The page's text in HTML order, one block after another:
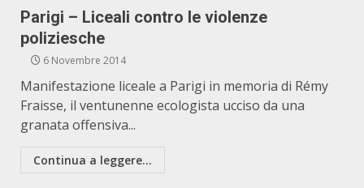
Parigi – Liceali contro le violenze
poliziesche
6 Novembre 2014
Manifestazione liceale a Parigi in memoria di Rémy
Fraisse, il ventunenne ecologista ucciso da una
granata offensiva...
Continua a leggere...